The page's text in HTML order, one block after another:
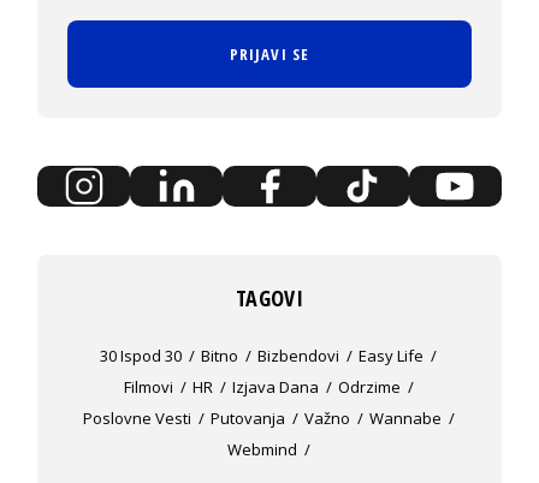
PRIJAVI SE
TAGOVI
30 Ispod 30 Bitno Bizbendovi
Easy Life
Filmovi
HR Izjava Dana
Odrzime
Poslovne Vesti
Putovanja Važno
Wannabe
Webmind